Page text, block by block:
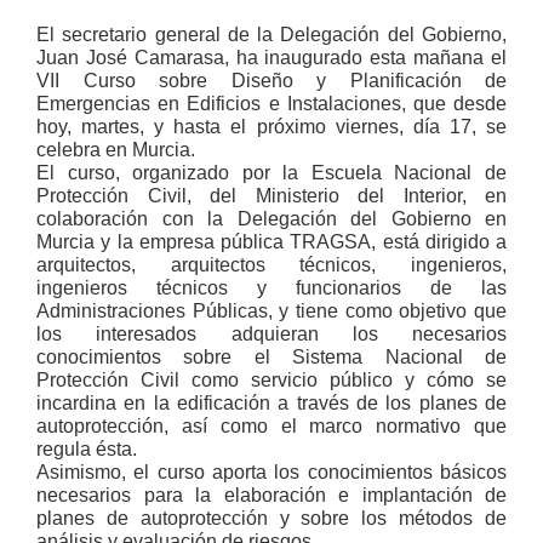
El secretario general de la Delegación del Gobierno,
Juan José Camarasa, ha inaugurado esta mañana el
VII Curso sobre Diseño y Planificación de
Emergencias en Edificios e Instalaciones, que desde
hoy, martes, y hasta el próximo viernes, día 17, se
celebra en Murcia.
El curso, organizado por la Escuela Nacional de
Protección Civil, del Ministerio del Interior, en
colaboración con la Delegación del Gobierno en
Murcia y la empresa pública TRAGSA, está dirigido a
arquitectos, arquitectos técnicos, ingenieros,
ingenieros técnicos y funcionarios de las
Administraciones Públicas, y tiene como objetivo que
los interesados adquieran los necesarios
conocimientos sobre el Sistema Nacional de
Protección Civil como servicio público y cómo se
incardina en la edificación a través de los planes de
autoprotección, así como el marco normativo que
regula ésta.
Asimismo, el curso aporta los conocimientos básicos
necesarios para la elaboración e implantación de
planes de autoprotección y sobre los métodos de